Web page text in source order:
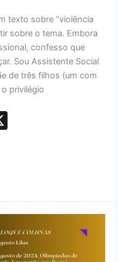
texto sobre “violência
sobre o tema. Embora
confesso que
Sou Assistente Social
de três filhos (um com
privilégio